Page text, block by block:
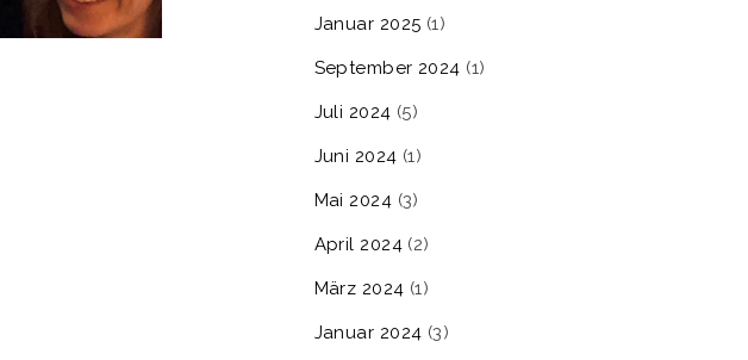
Januar 2025 (1)
September 2024 (1)
Juli 2024 (5)
Juni 2024 (1)
Mai 2024 (3)
April 2024 (2)
März 2024 (1)
Januar 2024 (3)